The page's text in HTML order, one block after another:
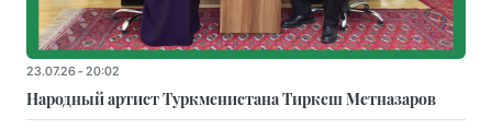
23.07.26 - 20:02
Народный артист Туркменистана Тиркеш Мeтназаров